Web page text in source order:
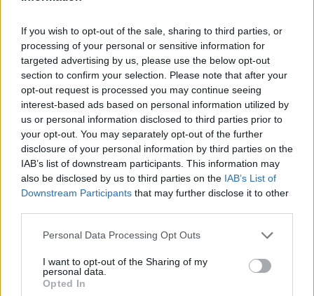
If you wish to opt-out of the sale, sharing to third parties, or
processing of your personal or sensitive information for
targeted advertising by us, please use the below opt-out
section to confirm your selection. Please note that after your
opt-out request is processed you may continue seeing
interest-based ads based on personal information utilized by
us or personal information disclosed to third parties prior to
your opt-out. You may separately opt-out of the further
disclosure of your personal information by third parties on the
IAB’s list of downstream participants. This information may
also be disclosed by us to third parties on the IAB’s List of
Downstream Participants that may further disclose it to other
Personal Data Processing Opt Outs
I want to opt-out of the Sharing of my
personal data.
Opted In